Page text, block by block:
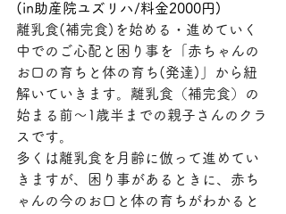
(in助産院ユズリハ/料金2000円)
離乳食(補完食)を始める・進めていく
中でのご心配と困り事を「赤ちゃんの
お口の育ちと体の育ち(発達)」から紐
解いていきます。離乳食（補完食）の
始まる前～1歳半までの親子さんのクラ
スです。
多くは離乳食を月齢に倣って進めてい
きますが、困り事があるときに、赤ち
ゃんの今のお口と体の育ちがわかると